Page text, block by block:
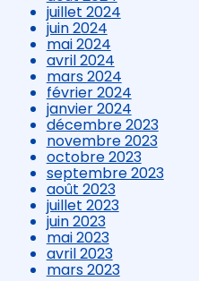
juillet 2024
juin 2024
mai 2024
avril 2024
mars 2024
février 2024
janvier 2024
décembre 2023
novembre 2023
octobre 2023
septembre 2023
août 2023
juillet 2023
juin 2023
mai 2023
avril 2023
mars 2023